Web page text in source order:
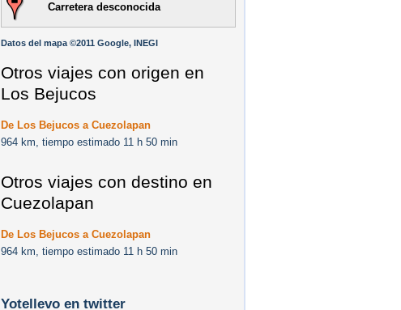
Carretera desconocida
Datos del mapa ©2011 Google, INEGI
Otros viajes con origen en
Los Bejucos
De Los Bejucos a Cuezolapan
964 km, tiempo estimado 11 h 50 min
Otros viajes con destino en
Cuezolapan
De Los Bejucos a Cuezolapan
964 km, tiempo estimado 11 h 50 min
Yotellevo en twitter